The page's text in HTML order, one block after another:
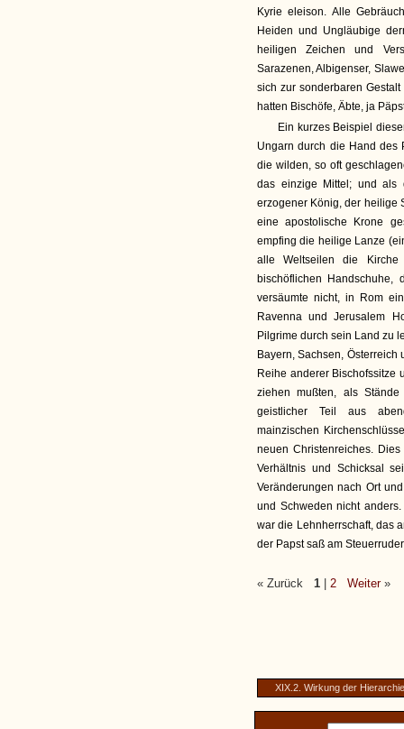
Kyrie eleison. Alle
Heiden und Ungläubige
heiligen Zeichen und
Sarazenen, Albigenser,
sich zur sonderbaren
hatten Bischöfe, Äbte, ja
Ein kurzes Beispiel
Ungarn durch die Hand des
die wilden, so oft
das einzige Mittel; und als
erzogener König, der heilige
eine apostolische Krone
empfing die heilige Lanze
alle Weltseilen die
bischöflichen
versäumte nicht, in Rom
Ravenna und Jerusalem
Pilgrime durch sein Land zu
Bayern, Sachsen, Österreich
Reihe anderer Bischofssitze
ziehen mußten, als
geistlicher Teil aus
mainzischen
neuen Christenreiches.
Verhältnis und Schicksal
Veränderungen nach Ort
und Schweden nicht
war die Lehnherrschaft, das
der Papst saß am
« Zurück 1 2 Weiter»
XIX.2. Wirkung der